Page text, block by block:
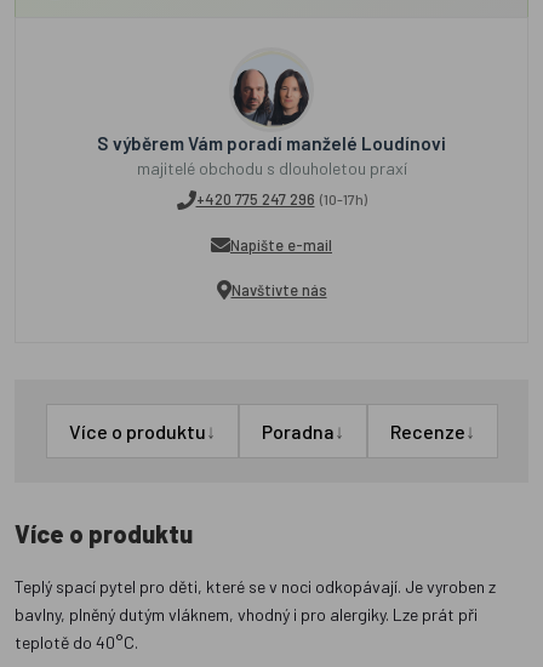
S výběrem Vám poradí manželé Loudínovi
majitelé obchodu s dlouholetou praxí
+420 775 247 296 (10-17h)
Napište e-mail
Navštivte nás
Více o produktu↓ Poradna↓ Recenze↓
Více o produktu
Teplý spací pytel pro děti, které se v noci odkopávají. Je vyroben z
bavlny, plněný dutým vláknem, vhodný i pro alergiky. Lze prát při
teplotě do 40°C.